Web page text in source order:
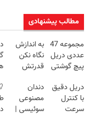
مطالب پیشنهادی
مجموعه 47
عددی دریل
پیچ گوشتی
(تخفیف به
مدت
محدود)
به اندازش
نگاه نکن
قدرتش
😉 (پرداخت
درب
منزل+گارانتی
دریل دقیق
با کنترل
سرعت
دندان
مصنوعی
سوئیسی |